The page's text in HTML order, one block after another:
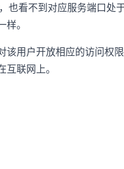
也看不到对应服务端口处
。
用户开放相应的访问权
联网上。